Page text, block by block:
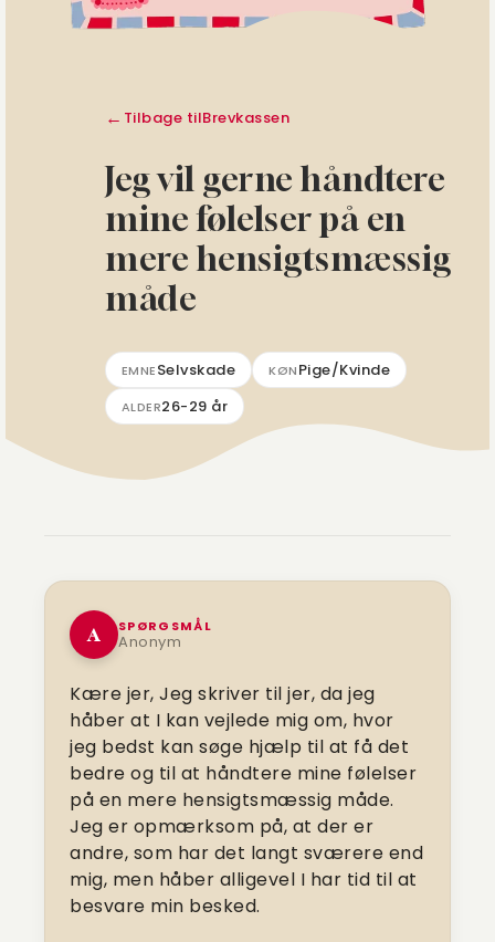
Tilbage tilBrevkassen
Jeg vil gerne håndtere
mine følelser på en
mere hensigtsmæssig
måde
EMNESelvskade KØNPige/Kvinde
ALDER26-29 år
A SPØRGSMÅL
Anonym
Kære jer, Jeg skriver til jer, da jeg
håber at I kan vejlede mig om, hvor
jeg bedst kan søge hjælp til at få det
bedre og til at håndtere mine følelser
på en mere hensigtsmæssig måde.
Jeg er opmærksom på, at der er
andre, som har det langt sværere end
mig, men håber alligevel I har tid til at
besvare min besked.